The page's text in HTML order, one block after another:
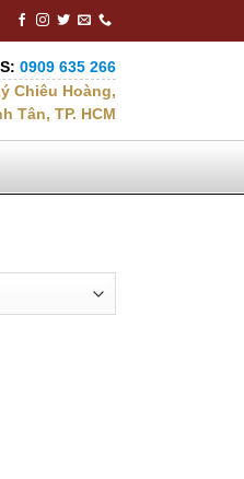
0909 635 266
Chiêu Hoàng,
Tân, TP. HCM